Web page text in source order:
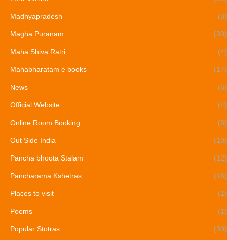
Madhyapradesh (8)
Magha Puranam (30)
Maha Shiva Ratri (4)
Mahabharatam e books (17)
News (6)
Official Website (4)
Online Room Booking (3)
Out Side India (10)
Pancha bhoota Stalam (12)
Pancharama Kshetras (16)
Places to visit (1)
Poems (1)
Popular Stotras (30)